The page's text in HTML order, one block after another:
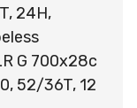
24H,
G 700x28c
52/36T, 12